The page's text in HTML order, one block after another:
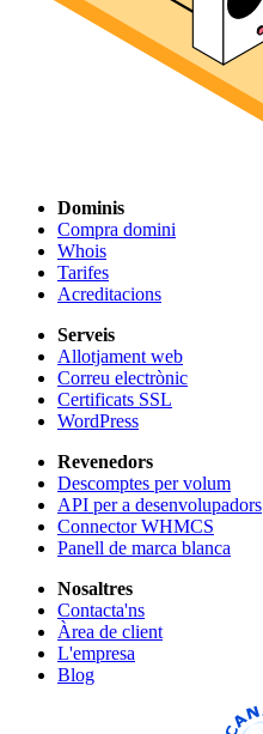
Dominis
Compra domini
Whois
Tarifes
Acreditacions
Serveis
Allotjament web
Correu electrònic
Certificats SSL
WordPress
Revenedors
Descomptes per volum
API per a desenvolupadors
Connector WHMCS
Panell de marca blanca
Nosaltres
Contacta'ns
Àrea de client
L'empresa
Blog